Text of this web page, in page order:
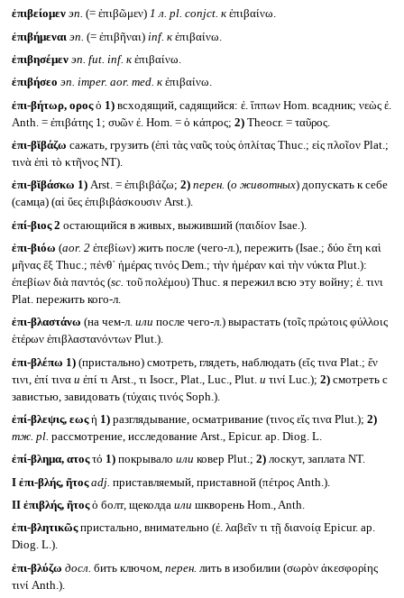
ἐπιβείομεν эп. (= ἐπιβῶμεν)1 л. pl. conjct. кἐπιβαίνω.
ἐπιβήμεναι эп. (= ἐπιβῆναι) inf. кἐπιβαίνω.
ἐπιβησέμεν эп. fut. inf. кἐπιβαίνω.
ἐπιβήσεο эп. imper. aor. med. кἐπιβαίνω.
ἐπι-βήτωρ, οροςὁ 1)всходящий, садящийся: ἐ. ἵππων Hom. всадник; νεὼς ἐ.
Anth. = ἐπιβάτης 1; συῶν ἐ. Hom. = ὁ κάπρος; 2)Theocr. = ταῦρος.
ἐπι-βῐβάζω сажать, грузить (ἐπὶ τὰς ναῦς τοὺς ὁπλίτας Thuc.; εἰς πλοῖον Plat.;
τινὰ ἐπὶ τὸ κτῆνος NT).
ἐπι-βῐβάσκω 1)Arst. = ἐπιβιβάζω; 2) перен. (о животных) допускать к себе
(самца) (αἱ ὕες ἐπιβιβάσκουσιν Arst.).
ἐπί-βιος 2 остающийся в живых, выживший (παιδίον Isae.).
ἐπι-βιόω (aor. 2ἐπεβίων) жить после (чего-л.), пережить (Isae.; δύο ἔτη καὶ
μῆνας ἕξ Thuc.; πένθ᾽ ἡμέρας τινός Dem.; τὴν ἡμέραν καὶ τὴν νύκτα Plut.):
ἐπεβίων διὰ παντός (sc. τοῦ πολέμου) Thuc. я пережил всю эту войну; ἐ. τινι
Plat. пережить кого-л.
ἐπι-βλαστάνω (на чем-л. или после чего-л.) вырастать (τοῖς πρώτοις φύλλοις
ἑτέρων ἐπιβλαστανόντων Plut.).
ἐπι-βλέπω 1)(пристально) смотреть, глядеть, наблюдать (εἴς τινα Plat.; ἔν
τινι, ἐπί τινα и ἐπί τι Arst., τι Isocr., Plat., Luc., Plut. и τινί Luc.); 2)смотреть с
завистью, завидовать (τύχαις τινός Soph.).
ἐπί-βλεψις, εωςἡ 1)разглядывание, осматривание (τινος εἴς τινα Plut.); 2)
тж. pl. рассмотрение, исследование Arst., Epicur. ap. Diog. L.
ἐπί-βλημα, ατοςτό 1)покрывало или ковер Plut.; 2)лоскут, заплата NT.
I ἐπι-βλής, ῆτοςadj. приставляемый, приставной (πέτρος Anth.).
II ἐπιβλής, ῆτοςὁ болт, щеколда или шкворень Hom., Anth.
ἐπι-βλητικῶςпристально, внимательно (ἐ. λαβεῖν τι τῇ διανοίᾳ Epicur. ap.
Diog. L.).
ἐπι-βλύζω досл. бить ключом, перен. лить в изобилии (σωρὸν ἀκεσφορίης
τινί Anth.).